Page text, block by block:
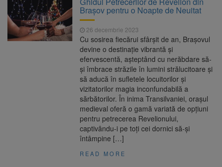
Nivelul Dunării a început să crească
8 august 2026
Asociația Română pentru
Iluminat cere reducerea luminii pe timpul
nopții, nu oprirea iluminatului public
7 august 2026
Trafic blocat pe DN1E Brașov
– Poiana Brașov după un accident. Două
persoane primesc îngrijiri medicale
Se schimbă examenul de
medic specialist. Subiecte unice în toată țara,
aceeași oră și același barem
Brașov pentru o Noapte de Neuitat
26 decembrie 2023
Cu sosirea fiecărui sfârșit de an, Brașovul
devine o destinație vibrantă și
efervescentă, așteptând cu nerăbdare să-
și îmbrace străzile în lumini strălucitoare și
să aducă în sufletele locuitorilor și
vizitatorilor magia inconfundabilă a
sărbătorilor. În inima Transilvaniei, orașul
medieval oferă o gamă variată de opțiuni
pentru petrecerea Revelionului,
captivându-i pe toți cei dornici să-și
întâmpine […]
READ MORE